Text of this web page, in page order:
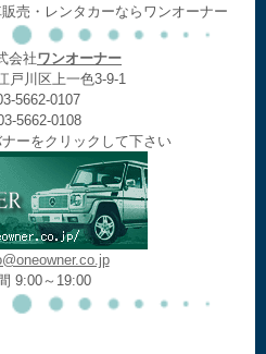
売・レンタカーならワンオーナー
会社ワンオーナー
戸川区上一色3-9-1
5662-0107
5662-0108
ーをクリックして下さい
9:00～19:00